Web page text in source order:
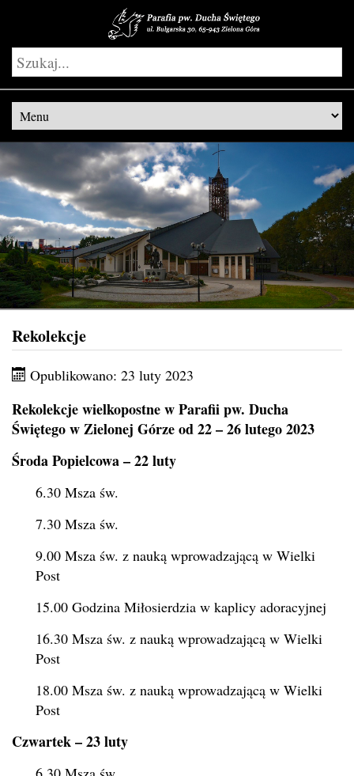
Rekolekcje
Opublikowano: 23 luty 2023
Rekolekcje wielkopostne w Parafii pw. Ducha
Świętego w Zielonej Górze od 22 – 26 lutego 2023
Środa Popielcowa – 22 luty
6.30 Msza św.
7.30 Msza św.
9.00 Msza św. z nauką wprowadzającą w Wielki
Post
15.00 Godzina Miłosierdzia w kaplicy adoracyjnej
16.30 Msza św. z nauką wprowadzającą w Wielki
Post
18.00 Msza św. z nauką wprowadzającą w Wielki
Post
Czwartek – 23 luty